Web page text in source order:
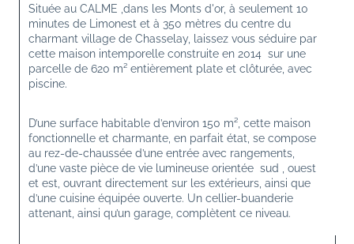
Située au CALME ,dans les Monts d'or, à seulement 10
minutes de Limonest et à 350 mètres du centre du
charmant village de Chasselay, laissez vous séduire par
cette maison intemporelle construite en 2014  sur une
parcelle de 620 m² entièrement plate et clôturée, avec
piscine.
D’une surface habitable d’environ 150 m², cette maison
fonctionnelle et charmante, en parfait état, se compose
au rez-de-chaussée d’une entrée avec rangements,
d’une vaste pièce de vie lumineuse orientée  sud , ouest
et est, ouvrant directement sur les extérieurs, ainsi que
d’une cuisine équipée ouverte. Un cellier-buanderie
attenant, ainsi qu’un garage, complètent ce niveau.